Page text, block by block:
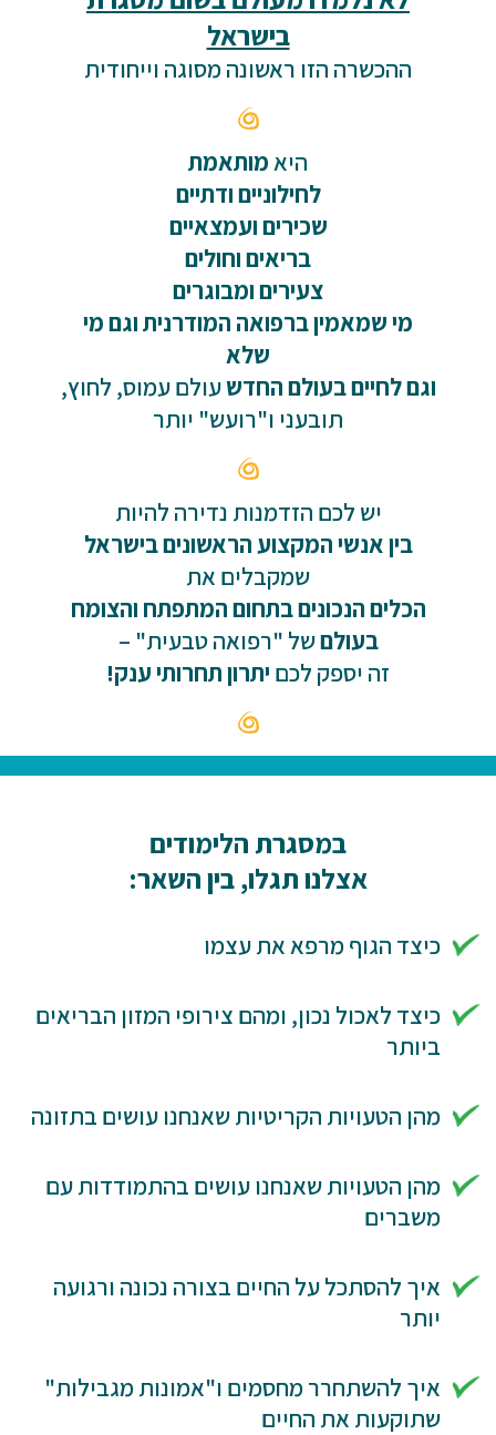
בישראל
ההכשרה הזו ראשונה מסוגה וייחודית
היאמותאמת
לחילוניים ודתיים
שכירים ועמצאיים
בריאים וחולים
צעירים ומבוגרים
מי שמאמין ברפואה המודרנית וגם מי
שלא
וגם לחיים בעולם החדשעולם עמוס, לחוץ,
תובעני ו"רועש" יותר
יש לכם הזדמנות נדירה להיות
בין אנשי המקצוע הראשונים בישראל
שמקבלים את
הכלים הנכונים בתחום המתפתח והצומח
בעולםשל "רפואה טבעית" –
זה יספק לכם יתרון תחרותי ענק!
במסגרת הלימודים
אצלנו תגלו, בין השאר:
כיצד הגוף מרפא את עצמו
כיצד לאכול נכון, ומהם צירופי המזון הבריאים
ביותר
מהן הטעויות הקריטיות שאנחנו עושים בתזונה
מהן הטעויות שאנחנו עושים בהתמודדות עם
משברים
איך להסתכל על החיים בצורה נכונה ורגועה
יותר
איך להשתחרר מחסמים ו"אמונות מגבילות"
שתוקעות את החיים